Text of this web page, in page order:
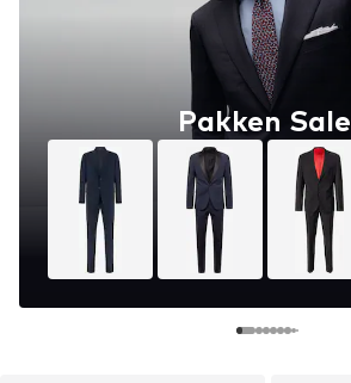
Pakken Sale